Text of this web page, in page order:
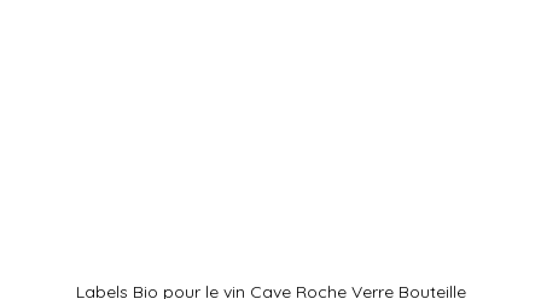
Labels Bio pour le vin Cave Roche Verre Bouteille